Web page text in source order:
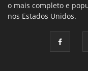
o mais completo e
nos Estados Unidos.